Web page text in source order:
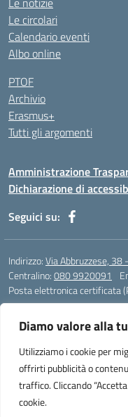
Diamo valore alla
Utilizziamo i cookie per
offrirti pubblicità o
traffico. Cliccando
cookie.
Le circolari
Calendario eventi
Albo online
PTOF
Archivio
Erasmus+
Tutti gli argomenti
Amministrazione
Dichiarazione di
Seguici su:
Indirizzo:Via Abbruzzese,
Centralino:080 9920091
Posta elettronica certificata
Codice meccanografico:
Codice Indice delle
Codice unico di fatturazione